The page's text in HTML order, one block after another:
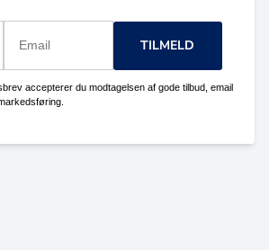
TILMELD
accepterer du modtagelsen af gode tilbud, email